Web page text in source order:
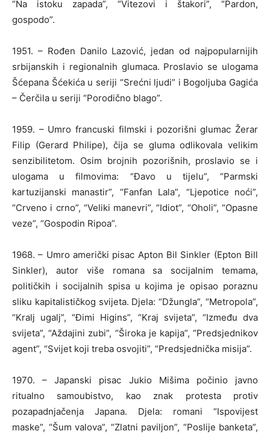
“Na istoku zapada”, “Vitezovi i štakori”, “Pardon,
gospodo”.
1951. – Rođen Danilo Lazović, jedan od najpopularnijih
srbijanskih i regionalnih glumaca. Proslavio se ulogama
Šćepana Šćekića u seriji “Srećni ljudi” i Bogoljuba Gagića
– Čerčila u seriji “Porodično blago”.
1959. – Umro francuski filmski i pozorišni glumac Žerar
Filip (Gerard Philipe), čija se gluma odlikovala velikim
senzibilitetom. Osim brojnih pozorišnih, proslavio se i
ulogama u filmovima: “Đavo u tijelu”, “Parmski
kartuzijanski manastir”, “Fanfan Lala”, “Ljepotice noći”,
“Crveno i crno”, “Veliki manevri”, “Idiot”, “Oholi”, “Opasne
veze”, “Gospodin Ripoa”.
1968. – Umro američki pisac Apton Bil Sinkler (Epton Bill
Sinkler), autor više romana sa socijalnim temama,
političkih i socijalnih spisa u kojima je opisao poraznu
sliku kapitalističkog svijeta. Djela: “Džungla”, “Metropola”,
“Kralj ugalj”, “Đimi Higins”, “Kraj svijeta”, “Između dva
svijeta”, “Aždajini zubi”, “Široka je kapija”, “Predsjednikov
agent”, “Svijet koji treba osvojiti”, “Predsjednička misija”.
1970. – Japanski pisac Jukio Mišima počinio javno
ritualno samoubistvo, kao znak protesta protiv
pozapadnjačenja Japana. Djela: romani “Ispovijest
maske”, “Šum valova”, “Zlatni paviljon”, “Poslije banketa”,